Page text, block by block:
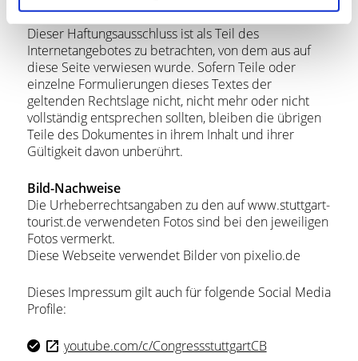
Dieser Haftungsausschluss ist als Teil des
Internetangebotes zu betrachten, von dem aus auf
diese Seite verwiesen wurde. Sofern Teile oder
einzelne Formulierungen dieses Textes der
geltenden Rechtslage nicht, nicht mehr oder nicht
vollständig entsprechen sollten, bleiben die übrigen
Teile des Dokumentes in ihrem Inhalt und ihrer
Gültigkeit davon unberührt.
Bild-Nachweise
Die Urheberrechtsangaben zu den auf www.stuttgart-
tourist.de verwendeten Fotos sind bei den jeweiligen
Fotos vermerkt.
Diese Webseite verwendet Bilder von pixelio.de
Dieses Impressum gilt auch für folgende Social Media
Profile:
youtube.com/c/CongressstuttgartCB